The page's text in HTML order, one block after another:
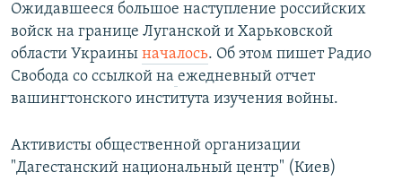
Ожидавшееся большое наступление российских
войск на границе Луганской и Харьковской
области Украины началось. Об этом пишет Радио
Свобода со ссылкой на ежедневный отчет
вашингтонского института изучения войны.
Активисты общественной организации
"Дагестанский национальный центр" (Киев)